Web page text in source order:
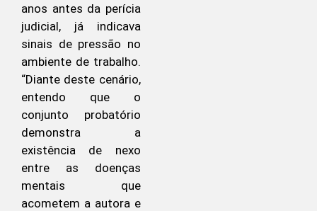
anos antes da perícia
judicial, já indicava
sinais de pressão no
ambiente de trabalho.
“Diante deste cenário,
entendo que o
conjunto probatório
demonstra a
existência de nexo
entre as doenças
mentais que
acometem a autora e